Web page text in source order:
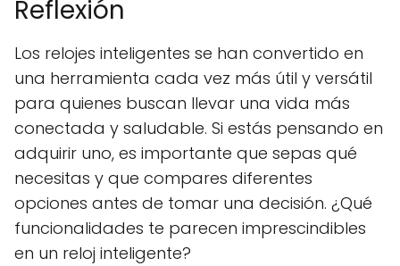
Reflexión
Los relojes inteligentes se han convertido en
una herramienta cada vez más útil y versátil
para quienes buscan llevar una vida más
conectada y saludable. Si estás pensando en
adquirir uno, es importante que sepas qué
necesitas y que compares diferentes
opciones antes de tomar una decisión. ¿Qué
funcionalidades te parecen imprescindibles
en un reloj inteligente?